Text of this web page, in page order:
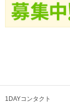
1DAYコンタクト